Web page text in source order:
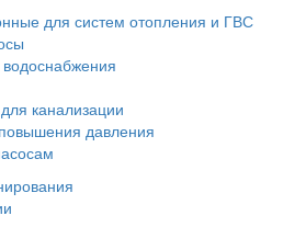
для систем отопления и ГВС
канализации
давления